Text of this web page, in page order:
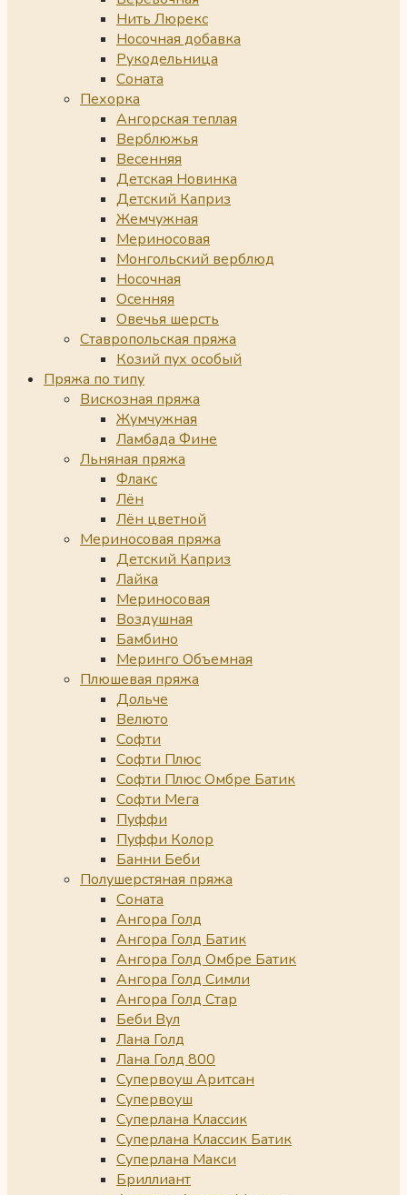
Нить Люрекс
Носочная добавка
Рукодельница
Соната
Пехорка
Ангорская теплая
Верблюжья
Весенняя
Детская Новинка
Детский Каприз
Жемчужная
Мериносовая
Монгольский верблюд
Носочная
Осенняя
Овечья шерсть
Ставропольская пряжа
Козий пух особый
Пряжа по типу
Вискозная пряжа
Жумчужная
Ламбада Фине
Льняная пряжа
Флакс
Лён
Лён цветной
Мериносовая пряжа
Детский Каприз
Лайка
Мериносовая
Воздушная
Бамбино
Меринго Объемная
Плюшевая пряжа
Дольче
Велюто
Софти
Софти Плюс
Софти Плюс Омбре Батик
Софти Мега
Пуффи
Пуффи Колор
Банни Беби
Полушерстяная пряжа
Соната
Ангора Голд
Ангора Голд Батик
Ангора Голд Омбре Батик
Ангора Голд Симли
Ангора Голд Стар
Беби Вул
Лана Голд
Лана Голд 800
Супервоуш Аритсан
Супервоуш
Суперлана Классик
Суперлана Классик Батик
Суперлана Макси
Бриллиант